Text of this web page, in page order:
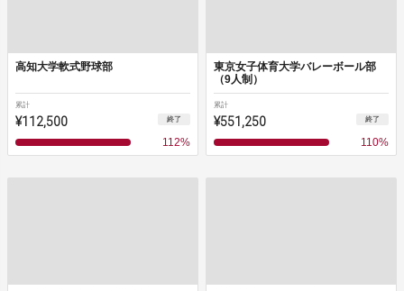
高知大学軟式野球部
累計
¥112,500 終了
112%
東京女子体育大学バレーボール部
（9人制）
累計
¥551,250 終了
110%